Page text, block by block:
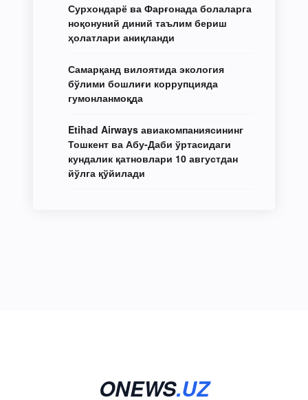
Сурхондарё ва Фарғонада болаларга
ноқонуний диний таълим бериш
ҳолатлари аниқланди
Самарқанд вилоятида экология
бўлими бошлиғи коррупцияда
гумонланмоқда
Etihad Airways авиакомпаниясининг
Тошкент ва Абу-Даби ўртасидаги
кундалик қатновлари 10 августдан
йўлга қўйилади
ONEWS.UZ